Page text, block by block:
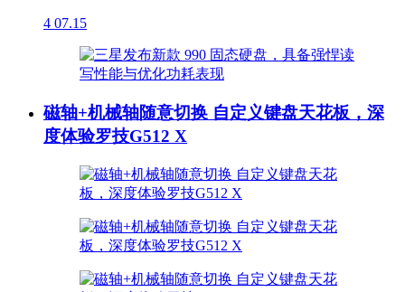
4 07.15
磁轴+机械轴随意切换 自定义键盘天花板，深
度体验罗技G512 X